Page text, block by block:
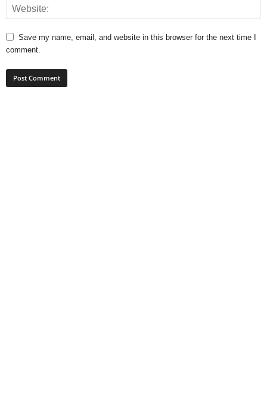
Save my name, email, and website in this browser for the next time I
comment.